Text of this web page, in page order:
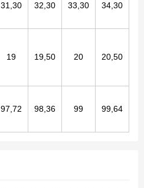
31,30 32,30 33,30 34,30
19 19,50 20 20,50
97,72 98,36 99 99,64